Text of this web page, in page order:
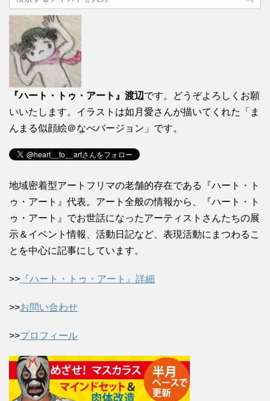
『ハート・トゥ・アート』渡辺です。どうぞよろしくお願
いいたします。イラストは如月愛さんが描いてくれた「ま
んまる似顔絵＠なべバージョン」です。
地域密着型アートフリマの老舗的存在である『ハート・ト
ゥ・アート』代表。アート全般の情報から、『ハート・ト
ゥ・アート』でお世話になったアーティストさんたちの展
示＆イベント情報、活動日記など、表現活動にまつわるこ
とを中心に記事にしています。
>> 『ハート・トゥ・アート』詳細
>>お問い合わせ
>>プロフィール